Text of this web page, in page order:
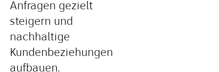
Anfragen gezielt
steigern und
nachhaltige
Kundenbeziehungen
aufbauen.